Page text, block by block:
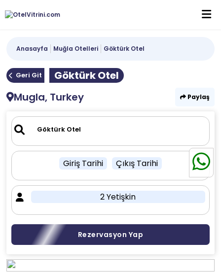
Anasayfa Muğla Otelleri Göktürk Otel
Geri Git
Göktürk Otel
Mugla, Turkey
Paylaş
Giriş Tarihi Çıkış Tarihi
2 Yetişkin
Rezervasyon Yap